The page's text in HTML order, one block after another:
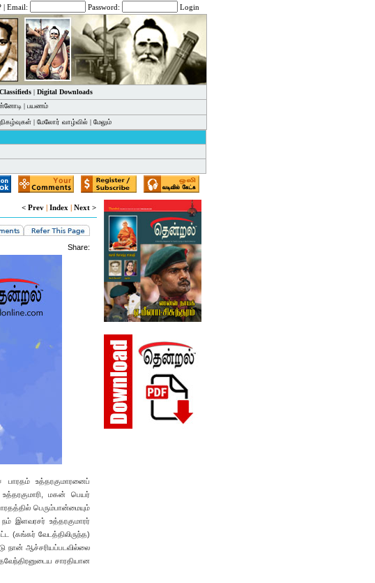
| Email: Password: Login
Classifieds| Digital Downloads
| பயணம்
நிகழ்வுகள் | மேலோர் வாழ்வில் | மேலும்
< Prev | Index | Next >
Share:
உத்தரகுமாரனைப்
மகன் பெயர்
பெரும்பான்மையும்
இளவரசர் உத்தரகுமாரர்
(கங்கர் வேடத்திலிருந்த)
நான் ஆச்சரியப்படவில்லை
சாரதியான